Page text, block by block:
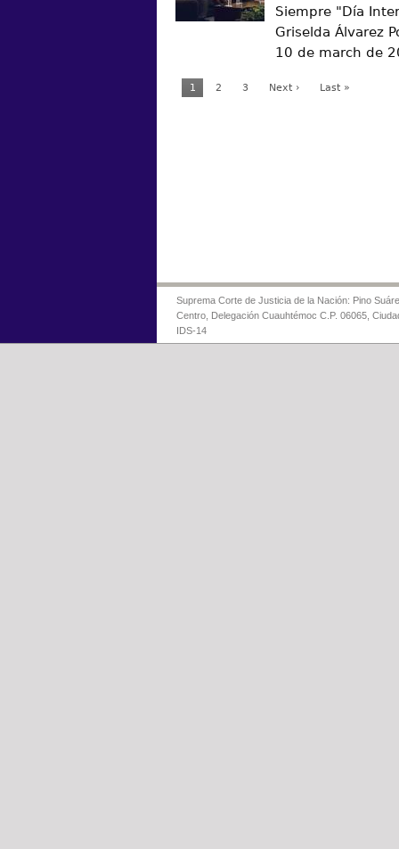
Siempre "Día
Griselda Álvarez
10 de march de
1 2 3 Next › Last »
Suprema Corte de Justicia de la Nación: Pino
Centro, Delegación Cuauhtémoc C.P. 06065,
IDS-14